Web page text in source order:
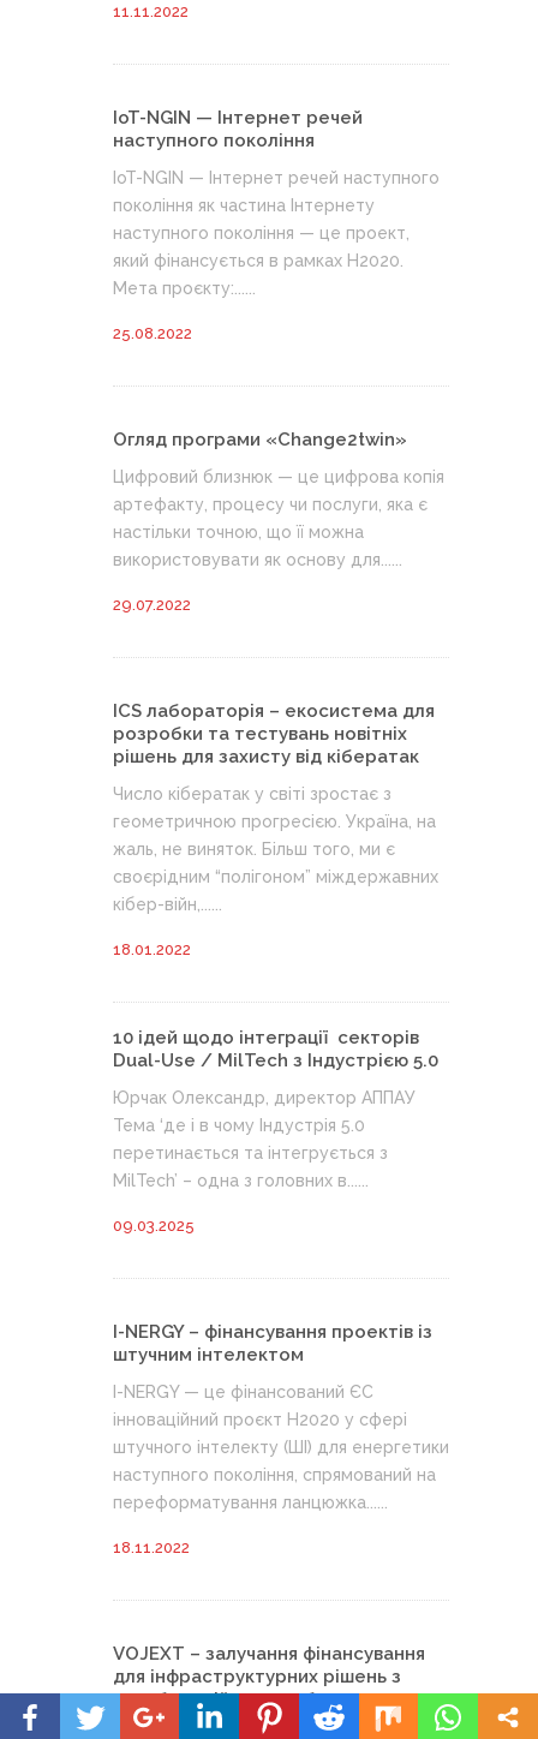
11.11.2022
IoT-NGIN — Інтернет речей
наступного покоління
IoT-NGIN — Інтернет речей наступного
покоління як частина Інтернету
наступного покоління — це проект,
який фінансується в рамках H2020.
Мета проєкту:......
25.08.2022
Огляд програми «Change2twin»
Цифровий близнюк — це цифрова копія
артефакту, процесу чи послуги, яка є
настільки точною, що її можна
використовувати як основу для......
29.07.2022
ICS лабораторія – екосистема для
розробки та тестувань новітніх
рішень для захисту від кібератак
Число кібератак у світі зростає з
геометричною прогресією. Україна, на
жаль, не виняток. Більш того, ми є
своєрідним “полігоном” міждержавних
кібер-війн,......
18.01.2022
10 ідей щодо інтеграції секторів
Dual-Use / MilTech з Індустрією 5.0
Юрчак Олександр, директор АППАУ
Тема ‘де і в чому Індустрія 5.0
перетинається та інтегрується з
MilTech’ – одна з головних в......
09.03.2025
I-NERGY – фінансування проектів із
штучним інтелектом
I-NERGY — це фінансований ЄС
інноваційний проєкт H2020 у сфері
штучного інтелекту (ШІ) для енергетики
наступного покоління, спрямований на
переформатування ланцюжка......
18.11.2022
VOJEXT – залучання фінансування
для інфраструктурних рішень з
колабораційними роботами